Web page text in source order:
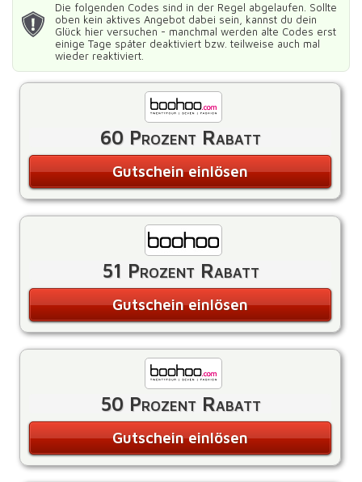
Die folgenden Codes sind in der Regel abgelaufen. Sollte
oben kein aktives Angebot dabei sein, kannst du dein
Glück hier versuchen - manchmal werden alte Codes erst
einige Tage später deaktiviert bzw. teilweise auch mal
wieder reaktiviert.
60 Prozent Rabatt
Gutschein einlösen
51 Prozent Rabatt
Gutschein einlösen
50 Prozent Rabatt
Gutschein einlösen